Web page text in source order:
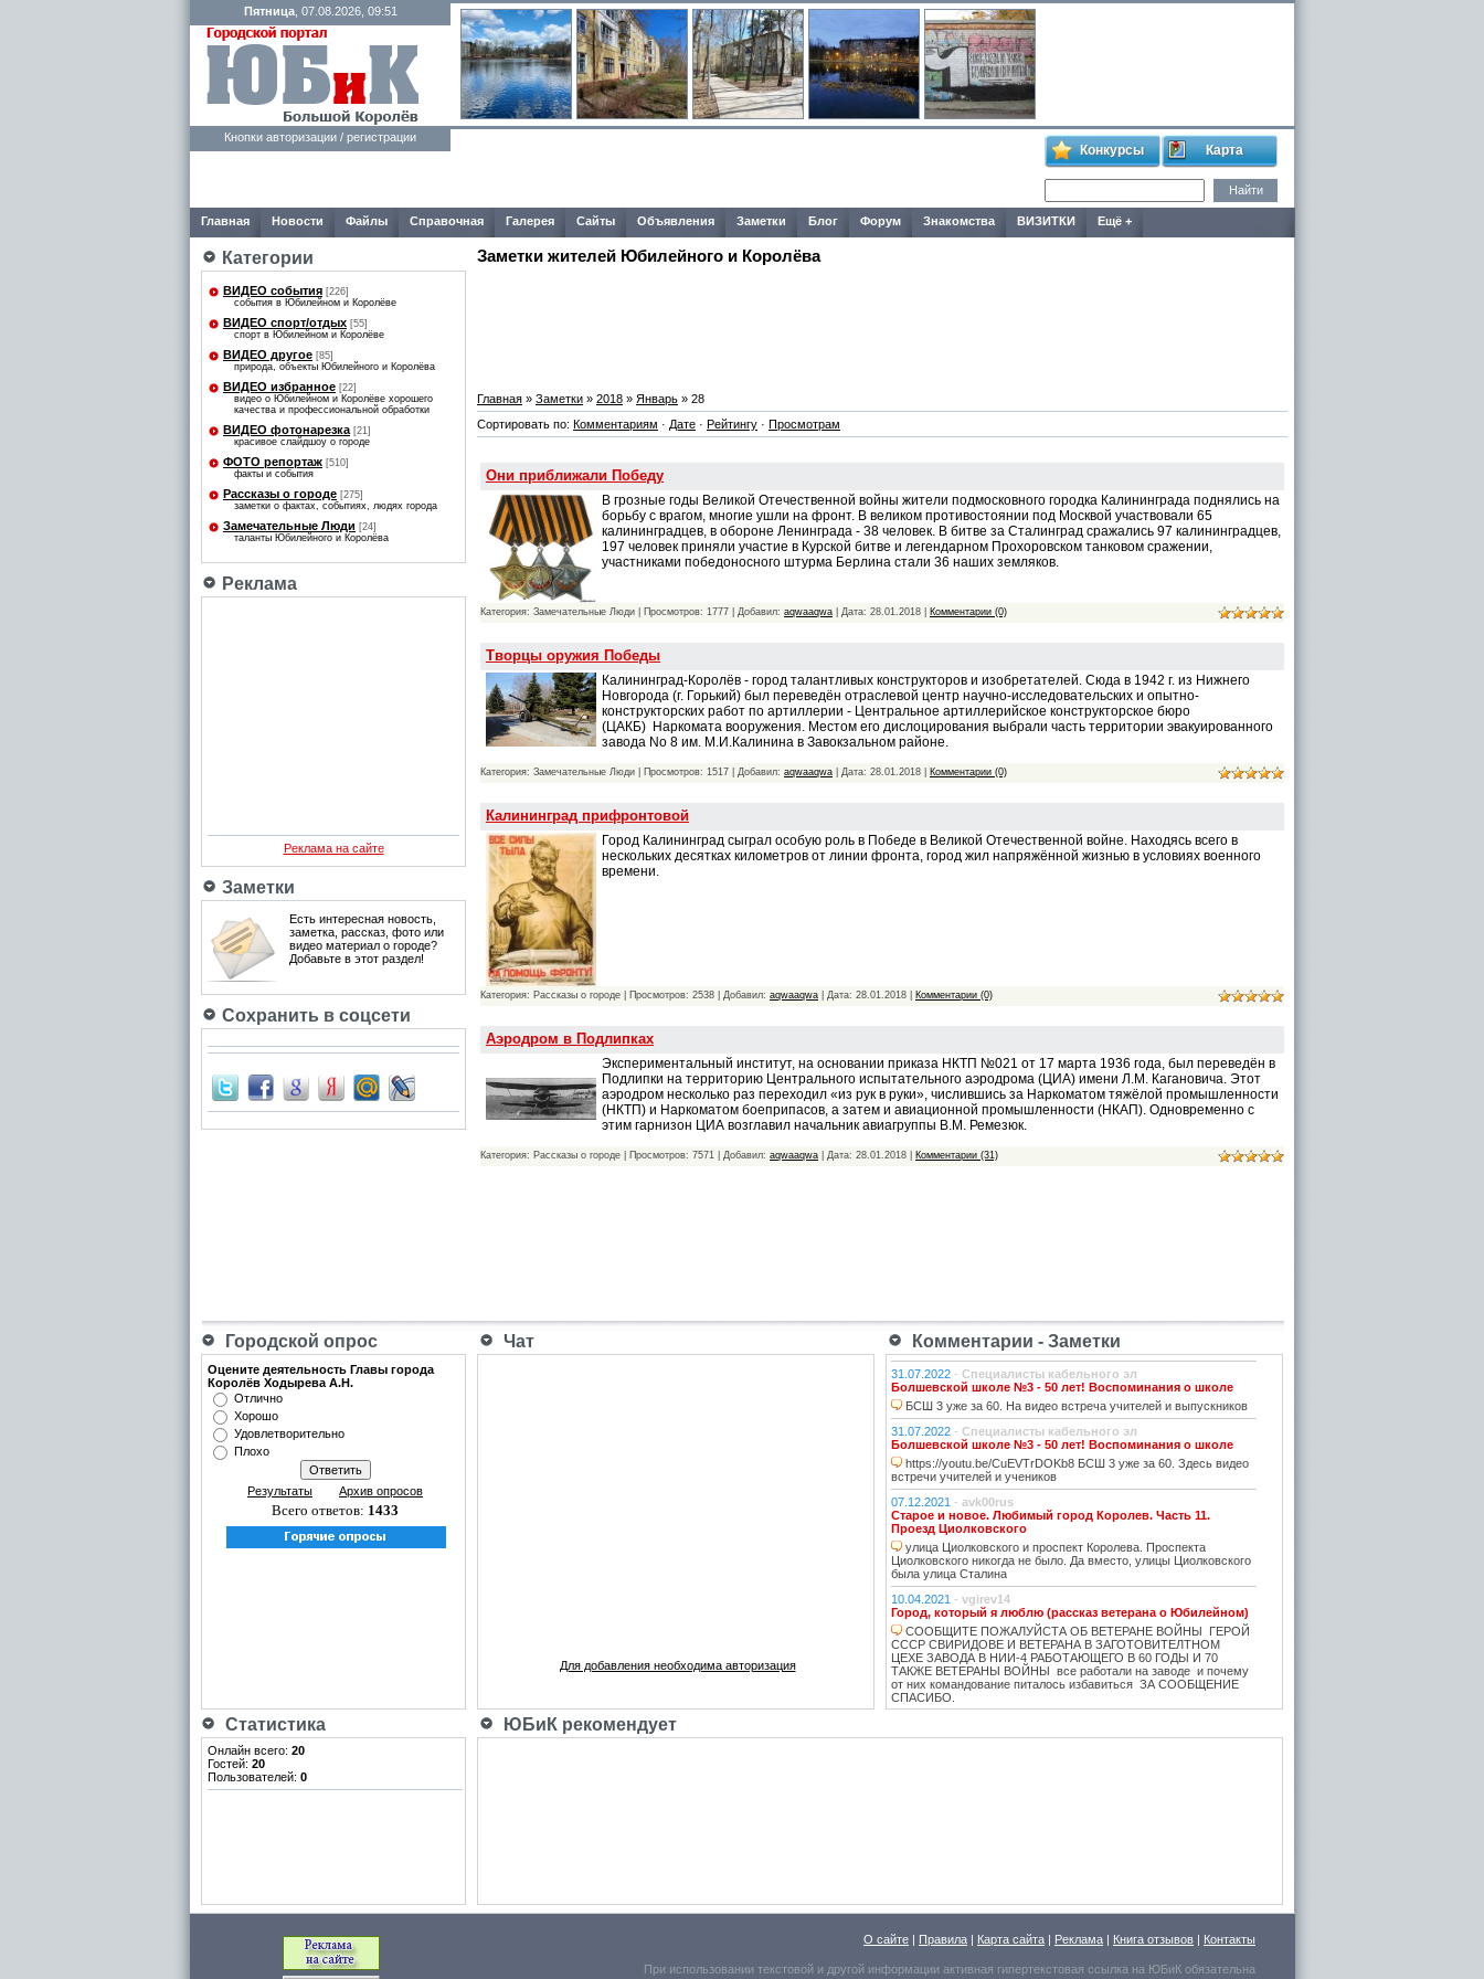
Пятница, 07.08.2026, 09:51
Кнопки авторизации / регистрации
Конкурсы Карта
Главная Новости Файлы Справочная Галерея Сайты Объявления Заметки Блог Форум Знакомства ВИЗИТКИ Ещё +
Категории
ВИДЕО события [226]
события в Юбилейном и Королёве
ВИДЕО спорт/отдых [55]
спорт в Юбилейном и Королёве
ВИДЕО другое [85]
природа, объекты Юбилейного и Королёва
ВИДЕО избранное [22]
видео о Юбилейном и Королёве хорошего
качества и профессиональной обработки
ВИДЕО фотонарезка [21]
красивое слайдшоу о городе
ФОТО репортаж [510]
факты и события
Рассказы о городе [275]
заметки о фактах, событиях, людях города
Замечательные Люди [24]
таланты Юбилейного и Королёва
Реклама
Реклама на сайте
Заметки
Есть интересная новость,
заметка, рассказ, фото или
видео материал о городе?
Добавьте в этот раздел!
Сохранить в соцсети
Заметки жителей Юбилейного и Королёва
Главная » Заметки » 2018 » Январь » 28
Сортировать по: Комментариям · Дате · Рейтингу · Просмотрам
Они приближали Победу
В грозные годы Великой Отечественной войны жители подмосковного городка Калининграда поднялись на
борьбу с врагом, многие ушли на фронт. В великом противостоянии под Москвой участвовали 65
калининградцев, в обороне Ленинграда - 38 человек. В битве за Сталинград сражались 97 калининградцев,
197 человек приняли участие в Курской битве и легендарном Прохоровском танковом сражении,
участниками победоносного штурма Берлина стали 36 наших земляков.
Категория: Замечательные Люди | Просмотров: 1777 | Добавил: aqwaaqwa | Дата: 28.01.2018 Комментарии (0)
Творцы оружия Победы
Калининград-Королёв - город талантливых конструкторов и изобретателей. Сюда в 1942 г. из Нижнего
Новгорода (г. Горький) был переведён отраслевой центр научно-исследовательских и опытно-
конструкторских работ по артиллерии - Центральное артиллерийское конструкторское бюро
(ЦАКБ) Наркомата вооружения. Местом его дислоцирования выбрали часть территории эвакуированного
завода No 8 им. М.И.Калинина в Завокзальном районе.
Категория: Замечательные Люди | Просмотров: 1517 | Добавил: aqwaaqwa | Дата: 28.01.2018 Комментарии (0)
Калининград прифронтовой
Город Калининград сыграл особую роль в Победе в Великой Отечественной войне. Находясь всего в
нескольких десятках километров от линии фронта, город жил напряжённой жизнью в условиях военного
времени.
Категория: Рассказы о городе | Просмотров: 2538 | Добавил: aqwaaqwa | Дата: 28.01.2018 Комментарии (0)
Аэродром в Подлипках
Экспериментальный институт, на основании приказа НКТП №021 от 17 марта 1936 года, был переведён в
Подлипки на территорию Центрального испытательного аэродрома (ЦИА) имени Л.М. Кагановича. Этот
аэродром несколько раз переходил «из рук в руки», числившись за Наркоматом тяжёлой промышленности
(НКТП) и Наркоматом боеприпасов, а затем и авиационной промышленности (НКАП). Одновременно с
этим гарнизон ЦИА возглавил начальник авиагруппы В.М. Ремезюк.
Категория: Рассказы о городе | Просмотров: 7571 | Добавил: aqwaaqwa | Дата: 28.01.2018 Комментарии (31)
Городской опрос Чат Комментарии - Заметки
Оцените деятельность Главы города
Королёв Ходырева А.Н.
Отлично
Хорошо
Удовлетворительно
Плохо
Результаты Архив опросов
Всего ответов: 1433
Для добавления необходима авторизация
31.07.2022 - Специалисты кабельного эл
Болшевской школе №3 - 50 лет! Воспоминания о школе
БСШ 3 уже за 60. На видео встреча учителей и выпускников
31.07.2022 - Специалисты кабельного эл
Болшевской школе №3 - 50 лет! Воспоминания о школе
https://youtu.be/CuEVTrDOKb8 БСШ 3 уже за 60. Здесь видео
встречи учителей и учеников
07.12.2021 - avk00rus
Старое и новое. Любимый город Королев. Часть 11.
Проезд Циолковского
улица Циолковского и проспект Королева. Проспекта
Циолковского никогда не было. Да вместо, улицы Циолковского
была улица Сталина
10.04.2021 - vgirev14
Город, который я люблю (рассказ ветерана о Юбилейном)
СООБЩИТЕ ПОЖАЛУЙСТА ОБ ВЕТЕРАНЕ ВОЙНЫ ГЕРОЙ
СССР СВИРИДОВЕ И ВЕТЕРАНА В ЗАГОТОВИТЕЛТНОМ
ЦЕХЕ ЗАВОДА В НИИ-4 РАБОТАЮЩЕГО В 60 ГОДЫ И 70
ТАКЖЕ ВЕТЕРАНЫ ВОЙНЫ все работали на заводе и почему
от них командование питалось избавиться ЗА СООБЩЕНИЕ
СПАСИБО.
Как появился Юбилейный - рассказ ветерана
НЕСКОЛЬКО тонн и все остальное ТЕХНИКУ машины трактора
БУТЫЛОВ ВИНА. потом произошло еще много убийств после
угрожали прикончить,,,,,, МВД БЫЛА на стороне бандитов .
Статистика ЮБиК рекомендует
Онлайн всего: 20
Гостей: 20
Пользователей: 0
О сайте | Правила | Карта сайта | Реклама | Книга отзывов | Контакты
При использовании текстовой и другой информации активная гипертекстовая ссылка на ЮБиК обязательна